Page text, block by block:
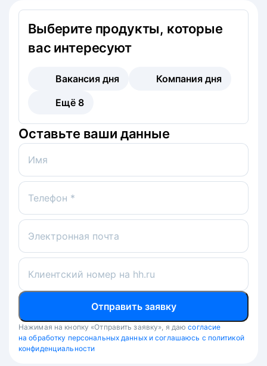
Выберите продукты, которые
вас интересуют
Вакансия дня
Компания дня
Ещё 8
Оставьте ваши данные
Имя
Телефон *
Электронная почта
Клиентский номер на hh.ru
Отправить заявку
Нажимая на кнопку «Отправить заявку», я даю согласие
на обработку персональных данных и соглашаюсь с политикой
конфиденциальности